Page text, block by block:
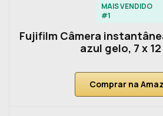
MAIS VENDIDO
#1
Fujifilm Câmera
azul gelo, 7 x 12
Comprar na